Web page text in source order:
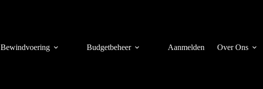
Bewindvoering Budgetbeheer Aanmelden Over Ons